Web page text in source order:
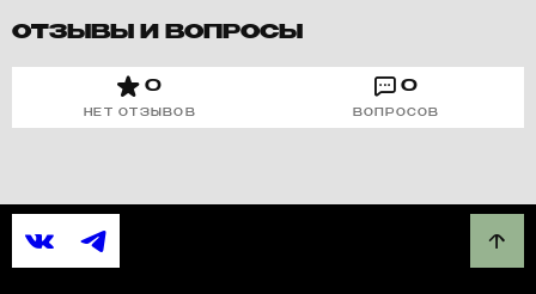
ОТЗЫВЫ И ВОПРОСЫ
0
НЕТ ОТЗЫВОВ
0
ВОПРОСОВ